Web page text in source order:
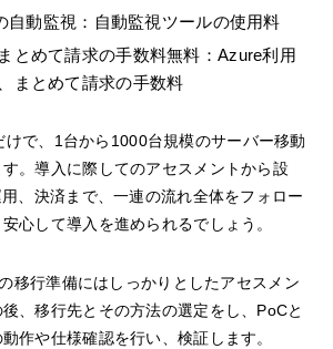
自動監視：自動監視ツールの使用料
とめて請求の手数料無料：Azure利用
まとめて請求の手数料
で、1台から1000台規模のサーバー移動
。導入に際してのアセスメントから設
、決済まで、一連の流れ全体をフォロー
心して導入を進められるでしょう。
移行準備にはしっかりとしたアセスメン
、移行先とその方法の選定をし、PoCと
作や仕様確認を行い、検証します。